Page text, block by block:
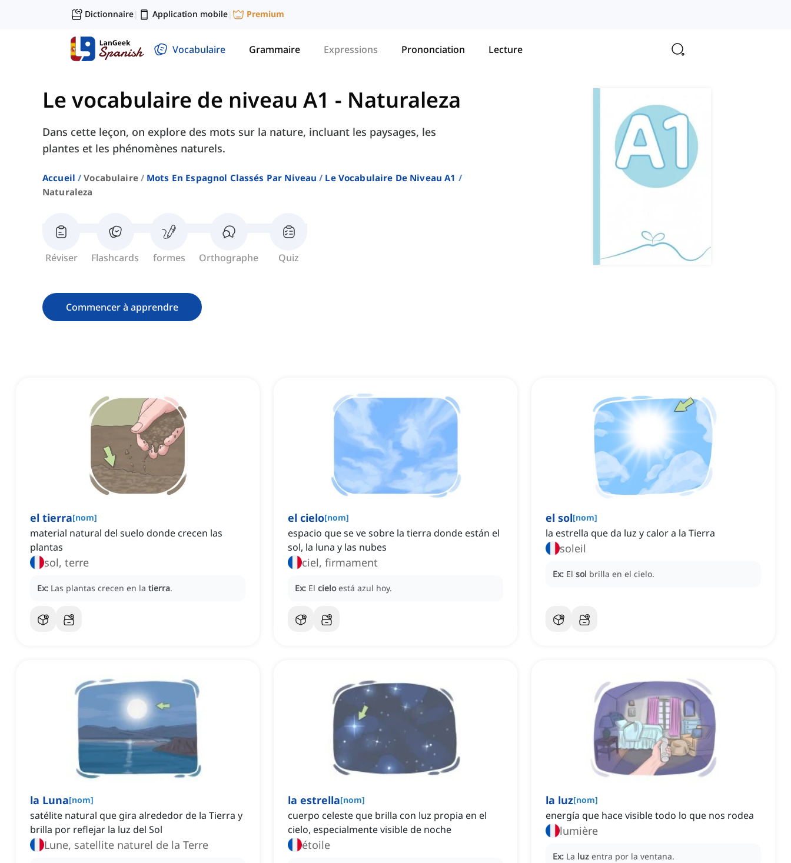
Dictionnaire| Application mobile| Premium
Vocabulaire Grammaire Expressions Prononciation Lecture
Le vocabulaire de niveau A1 - Naturaleza
Dans cette leçon, on explore des mots sur la nature, incluant les paysages, les
plantes et les phénomènes naturels.
Accueil Vocabulaire Mots En Espagnol Classés Par Niveau
Le Vocabulaire De Niveau A1
Naturaleza
Réviser Flashcards formes Orthographe Quiz
Commencer à apprendre
el tierra[nom]
material natural del suelo donde crecen las
plantas
sol, terre
Ex: Las plantas crecen en la tierra.
el cielo[nom]
espacio que se ve sobre la tierra donde están el
sol, la luna y las nubes
ciel, firmament
Ex: El cielo está azul hoy.
el sol[nom]
la estrella que da luz y calor a la Tierra
soleil
Ex: El sol brilla en el cielo.
la Luna[nom]
satélite natural que gira alrededor de la Tierra y
brilla por reflejar la luz del Sol
Lune, satellite naturel de la Terre
la estrella[nom]
cuerpo celeste que brilla con luz propia en el
cielo, especialmente visible de noche
étoile
la luz[nom]
energía que hace visible todo lo que nos rodea
lumière
Ex: La luz entra por la ventana.